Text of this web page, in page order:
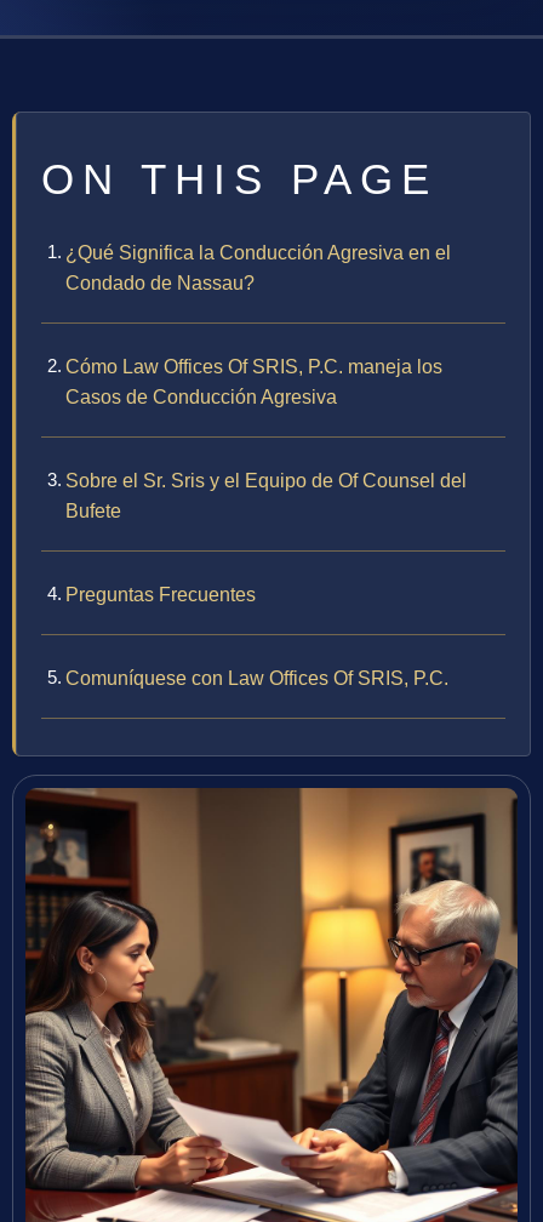
ON THIS PAGE
¿Qué Significa la Conducción Agresiva en el
Condado de Nassau?
Cómo Law Offices Of SRIS, P.C. maneja los
Casos de Conducción Agresiva
Sobre el Sr. Sris y el Equipo de Of Counsel del
Bufete
Preguntas Frecuentes
Comuníquese con Law Offices Of SRIS, P.C.